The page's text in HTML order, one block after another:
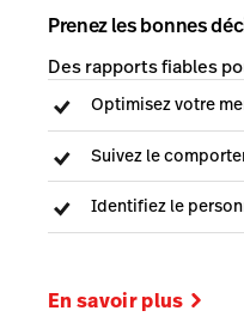
Prenez les bonnes
Des rapports fiables
Optimisez votre
Suivez le
Identifiez le
En savoir plus